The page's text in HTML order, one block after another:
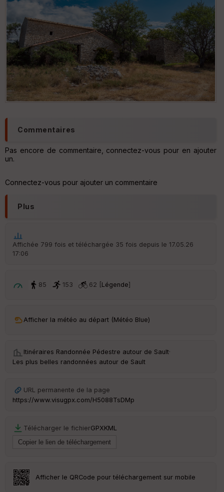
Commentaires
Pas encore de commentaire, connectez-vous pour en ajouter
un.
Connectez-vous pour ajouter un commentaire
Plus
Affichée 799 fois et téléchargée 35 fois depuis le 17.05.26
17:06
85 153 62 [Légende]
Afficher la météo au départ (Météo Blue)
Itinéraires Randonnée Pédestre autour de Sault·
Les plus belles randonnées autour de Sault
URL permanente de la page
https://www.visugpx.com/H5088TsDMp
Télécharger le fichierGPXKML
Afficher le QRCode pour téléchargement sur mobile